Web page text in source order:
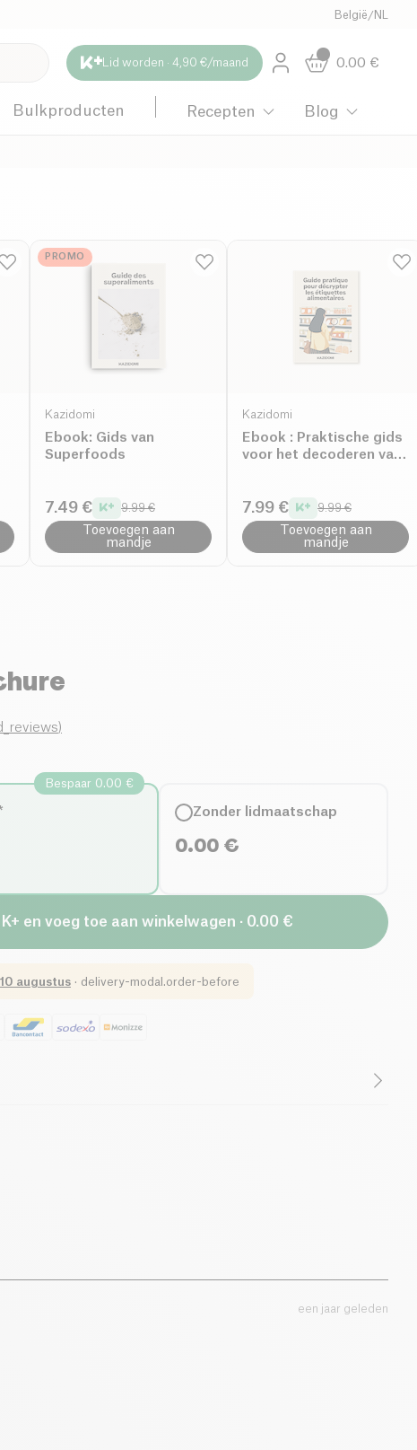
België /NL
Lid worden · 4,90 €/maand 0.00 €
Bulkproducten Recepten Blog
PROMO
Kazidomi
Ebook: Gids van
Superfoods
7.49 € 9.99 €
Toevoegen aan
mandje
Kazidomi
Ebook : Praktische gids
voor het decoderen van
7.99 € 9.99 €
Toevoegen aan
mandje
)
Bespaar 0.00 €
Zonder lidmaatschap
0.00 €
en voeg toe aan winkelwagen · 0.00 €
augustus · delivery-modal.order-before
een jaar geleden